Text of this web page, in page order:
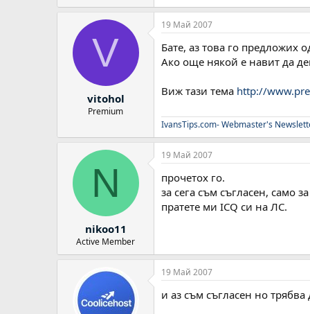
V
vitohol
Premium
19 Май 2007
Бате, аз това го предложих
Ако още някой е навит да
Виж тази тема http://
IvansTips.com- Webmaster's
N
nikoo11
Active Member
19 Май 2007
прочетох го.
за сега съм съгласен, само
пратете ми ICQ си на ЛС.
19 Май 2007
и аз съм съгласен но